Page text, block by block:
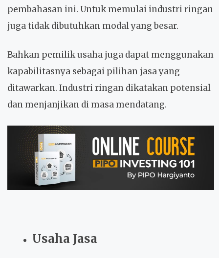
pembahasan ini. Untuk memulai industri ringan
juga tidak dibutuhkan modal yang besar.
Bahkan pemilik usaha juga dapat menggunakan
kapabilitasnya sebagai pilihan jasa yang
ditawarkan. Industri ringan dikatakan potensial
dan menjanjikan di masa mendatang.
Usaha Jasa